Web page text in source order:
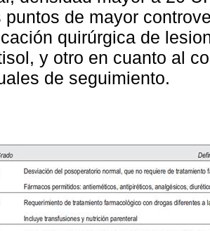
puntos de mayor
quirúrgica de
y otro en cuanto al
de seguimiento.